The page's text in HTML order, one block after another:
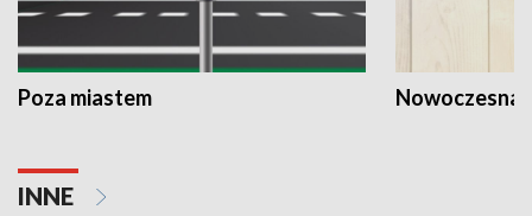
Poza miastem Nowoczesna
INNE